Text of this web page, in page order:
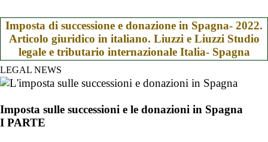
Imposta di successione e donazione in Spagna- 2022.
Articolo giuridico in italiano. Liuzzi e Liuzzi Studio
legale e tributario internazionale Italia- Spagna
LEGAL NEWS
Imposta sulle successioni e le donazioni in Spagna
I PARTE